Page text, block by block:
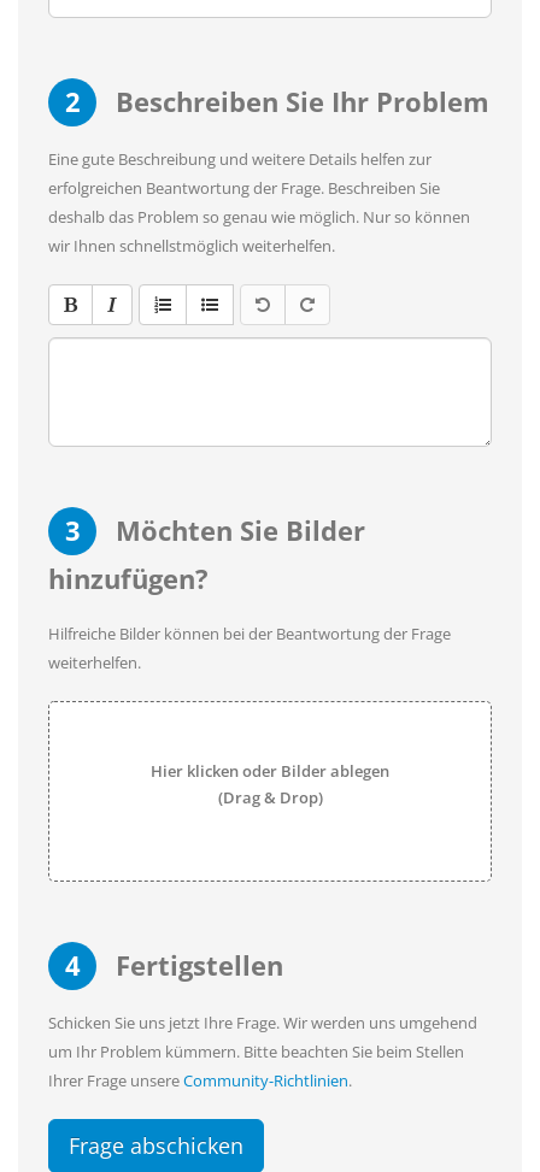
2 Beschreiben Sie Ihr Problem
Eine gute Beschreibung und weitere Details helfen zur
erfolgreichen Beantwortung der Frage. Beschreiben Sie
deshalb das Problem so genau wie möglich. Nur so können
wir Ihnen schnellstmöglich weiterhelfen.
3
Möchten Sie Bilder
hinzufügen?
Hilfreiche Bilder können bei der Beantwortung der Frage
weiterhelfen.
Hier klicken oder Bilder ablegen
(Drag & Drop)
4 Fertigstellen
Schicken Sie uns jetzt Ihre Frage. Wir werden uns umgehend
um Ihr Problem kümmern. Bitte beachten Sie beim Stellen
Ihrer Frage unsereCommunity-Richtlinien.
Frage abschicken